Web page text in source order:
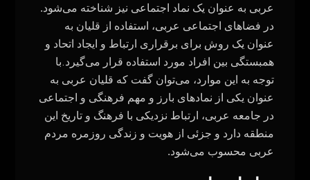
عربی به عنوان یک نماد اجتماعی نیز شناخته می‌شود.
در فضاهای اجتماعی عربی، استفاده از قلیان به
عنوان یک روش برای برقراری ارتباط و ایجاد اتحاد و
همبستگی بین افراد مورد استفاده قرار می‌گیرد.با
توجه به این موارد، می‌توان گفت که قلیان عربی به
عنوان یکی از نمادهای بارز و مهم فرهنگی و اجتماعی
در جامعه عربی، ارتباط نزدیکی با فرهنگ و تاریخ این
منطقه دارد و جزئی از هویت و زندگی روزمره مردم
عربی محسوب می‌شود.